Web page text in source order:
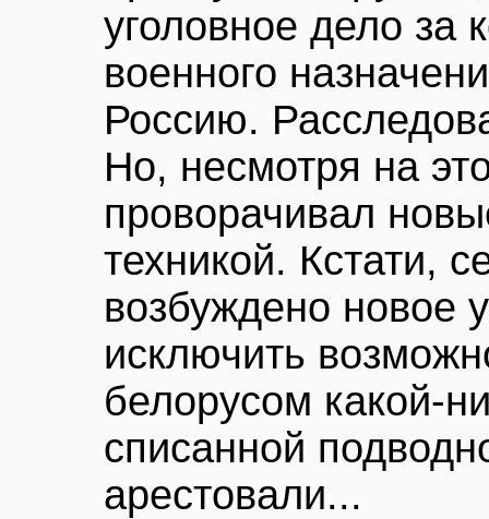
уголовное дело за
военного
Россию.
Но, несмотря на
проворачивал
техникой. Кстати,
возбуждено новое
исключить
белорусом какой-
списанной
арестовали...